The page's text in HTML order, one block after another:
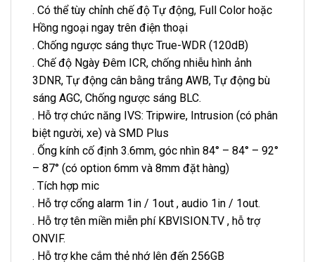
. Có thể tùy chỉnh chế độ Tự động, Full Color hoặc
Hồng ngoại ngay trên điện thoại
. Chống ngược sáng thực True-WDR (120dB)
. Chế độ Ngày Đêm ICR, chống nhiễu hình ảnh
3DNR, Tự động cân bằng trắng AWB, Tự động bù
sáng AGC, Chống ngược sáng BLC.
. Hỗ trợ chức năng IVS: Tripwire, Intrusion (có phân
biệt người, xe) và SMD Plus
. Ống kính cố định 3.6mm, góc nhìn 84° – 84° – 92°
– 87° (có option 6mm và 8mm đặt hàng)
. Tích hợp mic
. Hỗ trợ cổng alarm 1in / 1out , audio 1in / 1out.
. Hỗ trợ tên miền miễn phí KBVISION.TV , hỗ trợ
ONVIF.
. Hỗ trợ khe cắm thẻ nhớ lên đến 256GB